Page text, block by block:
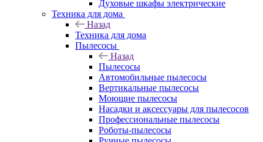
Духовые шкафы электрические
Техника для дома
Назад
Техника для дома
Пылесосы
Назад
Пылесосы
Автомобильные пылесосы
Вертикальные пылесосы
Моющие пылесосы
Насадки и аксессуары для пылесосов
Профессиональные пылесосы
Роботы-пылесосы